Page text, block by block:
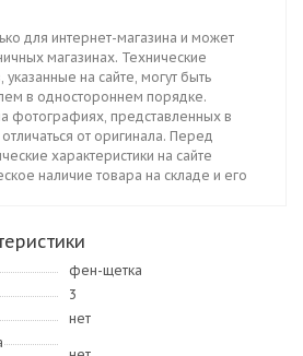
для интернет-магазина и может
магазинах. Технические
указанные на сайте, могут быть
в одностороннем порядке.
фотографиях, представленных в
от оригинала. Перед
характеристики на сайте
наличие товара на складе и его
фен-щетка
3
нет